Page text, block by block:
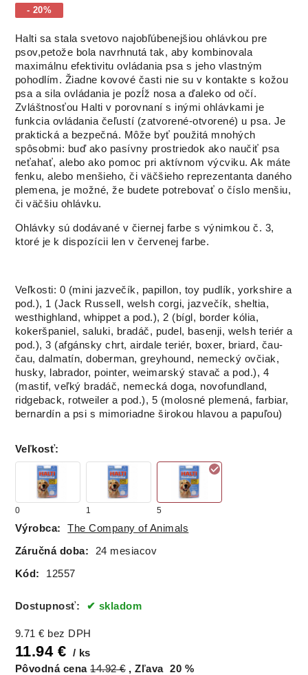
- 20%
Halti sa stala svetovo najobľúbenejšiou ohlávkou pre
psov,petože bola navrhnutá tak, aby kombinovala
maximálnu efektivitu ovládania psa s jeho vlastným
pohodlím. Žiadne kovové časti nie su v kontakte s kožou
psa a sila ovládania je pozĺž nosa a ďaleko od očí.
Zvláštnosťou Halti v porovnaní s inými ohlávkami je
funkcia ovládania čeľustí (zatvorené-otvorené) u psa. Je
praktická a bezpečná. Môže byť použitá mnohých
spôsobmi: buď ako pasívny prostriedok ako naučiť psa
neťahať, alebo ako pomoc pri aktívnom výcviku. Ak máte
fenku, alebo menšieho, či väčšieho reprezentanta daného
plemena, je možné, že budete potrebovať o číslo menšiu,
či väčšiu ohlávku.
Ohlávky sú dodávané v čiernej farbe s výnimkou č. 3,
ktoré je k dispozícii len v červenej farbe.
Veľkosti: 0 (mini jazvečík, papillon, toy pudlík, yorkshire a
pod.), 1 (Jack Russell, welsh corgi, jazvečík, sheltia,
westhighland, whippet a pod.), 2 (bígl, border kólia,
kokeršpaniel, saluki, bradáč, pudel, basenji, welsh teriér a
pod.), 3 (afgánsky chrt, airdale teriér, boxer, briard, čau-
čau, dalmatín, doberman, greyhound, nemecký ovčiak,
husky, labrador, pointer, weimarský stavač a pod.), 4
(mastif, veľký bradáč, nemecká doga, novofundland,
ridgeback, rotweiler a pod.), 5 (molosné plemená, farbiar,
bernardín a psi s mimoriadne širokou hlavou a papuľou)
Veľkosť:
0 1 5
Výrobca: The Company of Animals
Záručná doba: 24 mesiacov
Kód: 12557
Dostupnosť: skladom
9.71 € bez DPH
11.94€
ks
Pôvodná cena 14.92€ Zľava 20 %